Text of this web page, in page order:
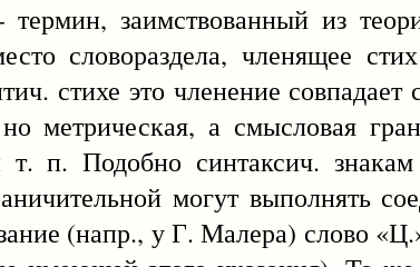
термин, заимствованный из
словораздела, членящее
стихе это членение
метрическая, а смысловая
п. Подобно синтаксич.
могут выполнять
(напр., у Г. Малера) слово